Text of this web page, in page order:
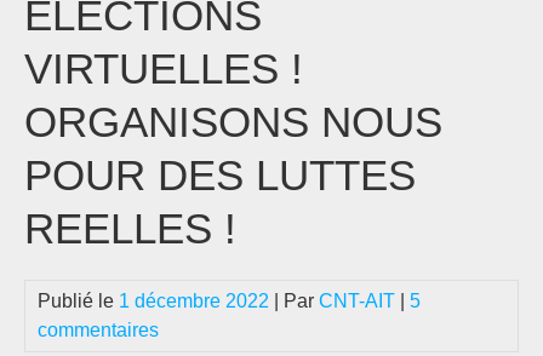
ELECTIONS
VIRTUELLES !
ORGANISONS NOUS
POUR DES LUTTES
REELLES !
Publié le 1 décembre 2022 | Par CNT-AIT
5
commentaires